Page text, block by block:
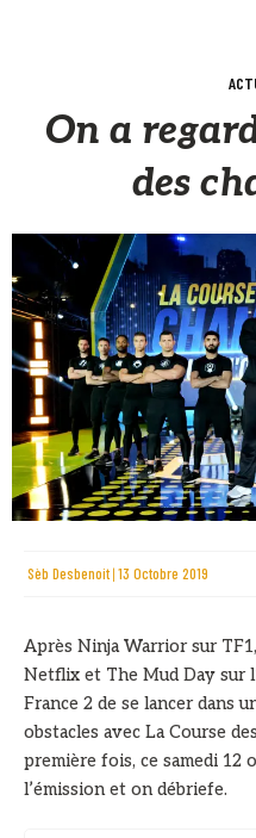
On a
des
Sèb Desbenoit 13 Octobre 2019
Après Ninja Warrior sur
Netflix et The Mud Day sur
France 2 de se lancer dans
obstacles avec La Course
première fois, ce samedi 12
l’émission et on débriefe.